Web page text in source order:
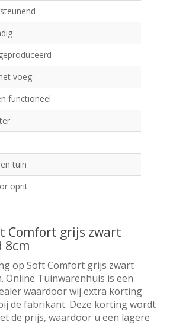
voeg
functioneel
tuin
oprit
Comfort grijs zwart
8cm
op Soft Comfort grijs zwart
Online Tuinwarenhuis is een
waardoor wij extra korting
de fabrikant. Deze korting wordt
de prijs, waardoor u een lagere